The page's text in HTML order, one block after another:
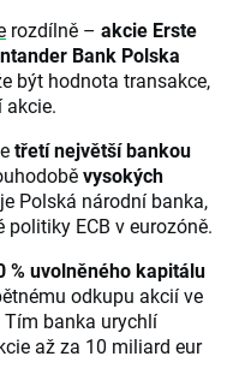
rozdílně – akcie Erste
Bank Polska
být hodnota transakce,
akcie.
třetí největší bankou
vysokých
Polská národní banka,
ECB v eurozóně.
% uvolněného kapitálu
odkupu akcií ve
banka urychlí
až za 10 miliard eur